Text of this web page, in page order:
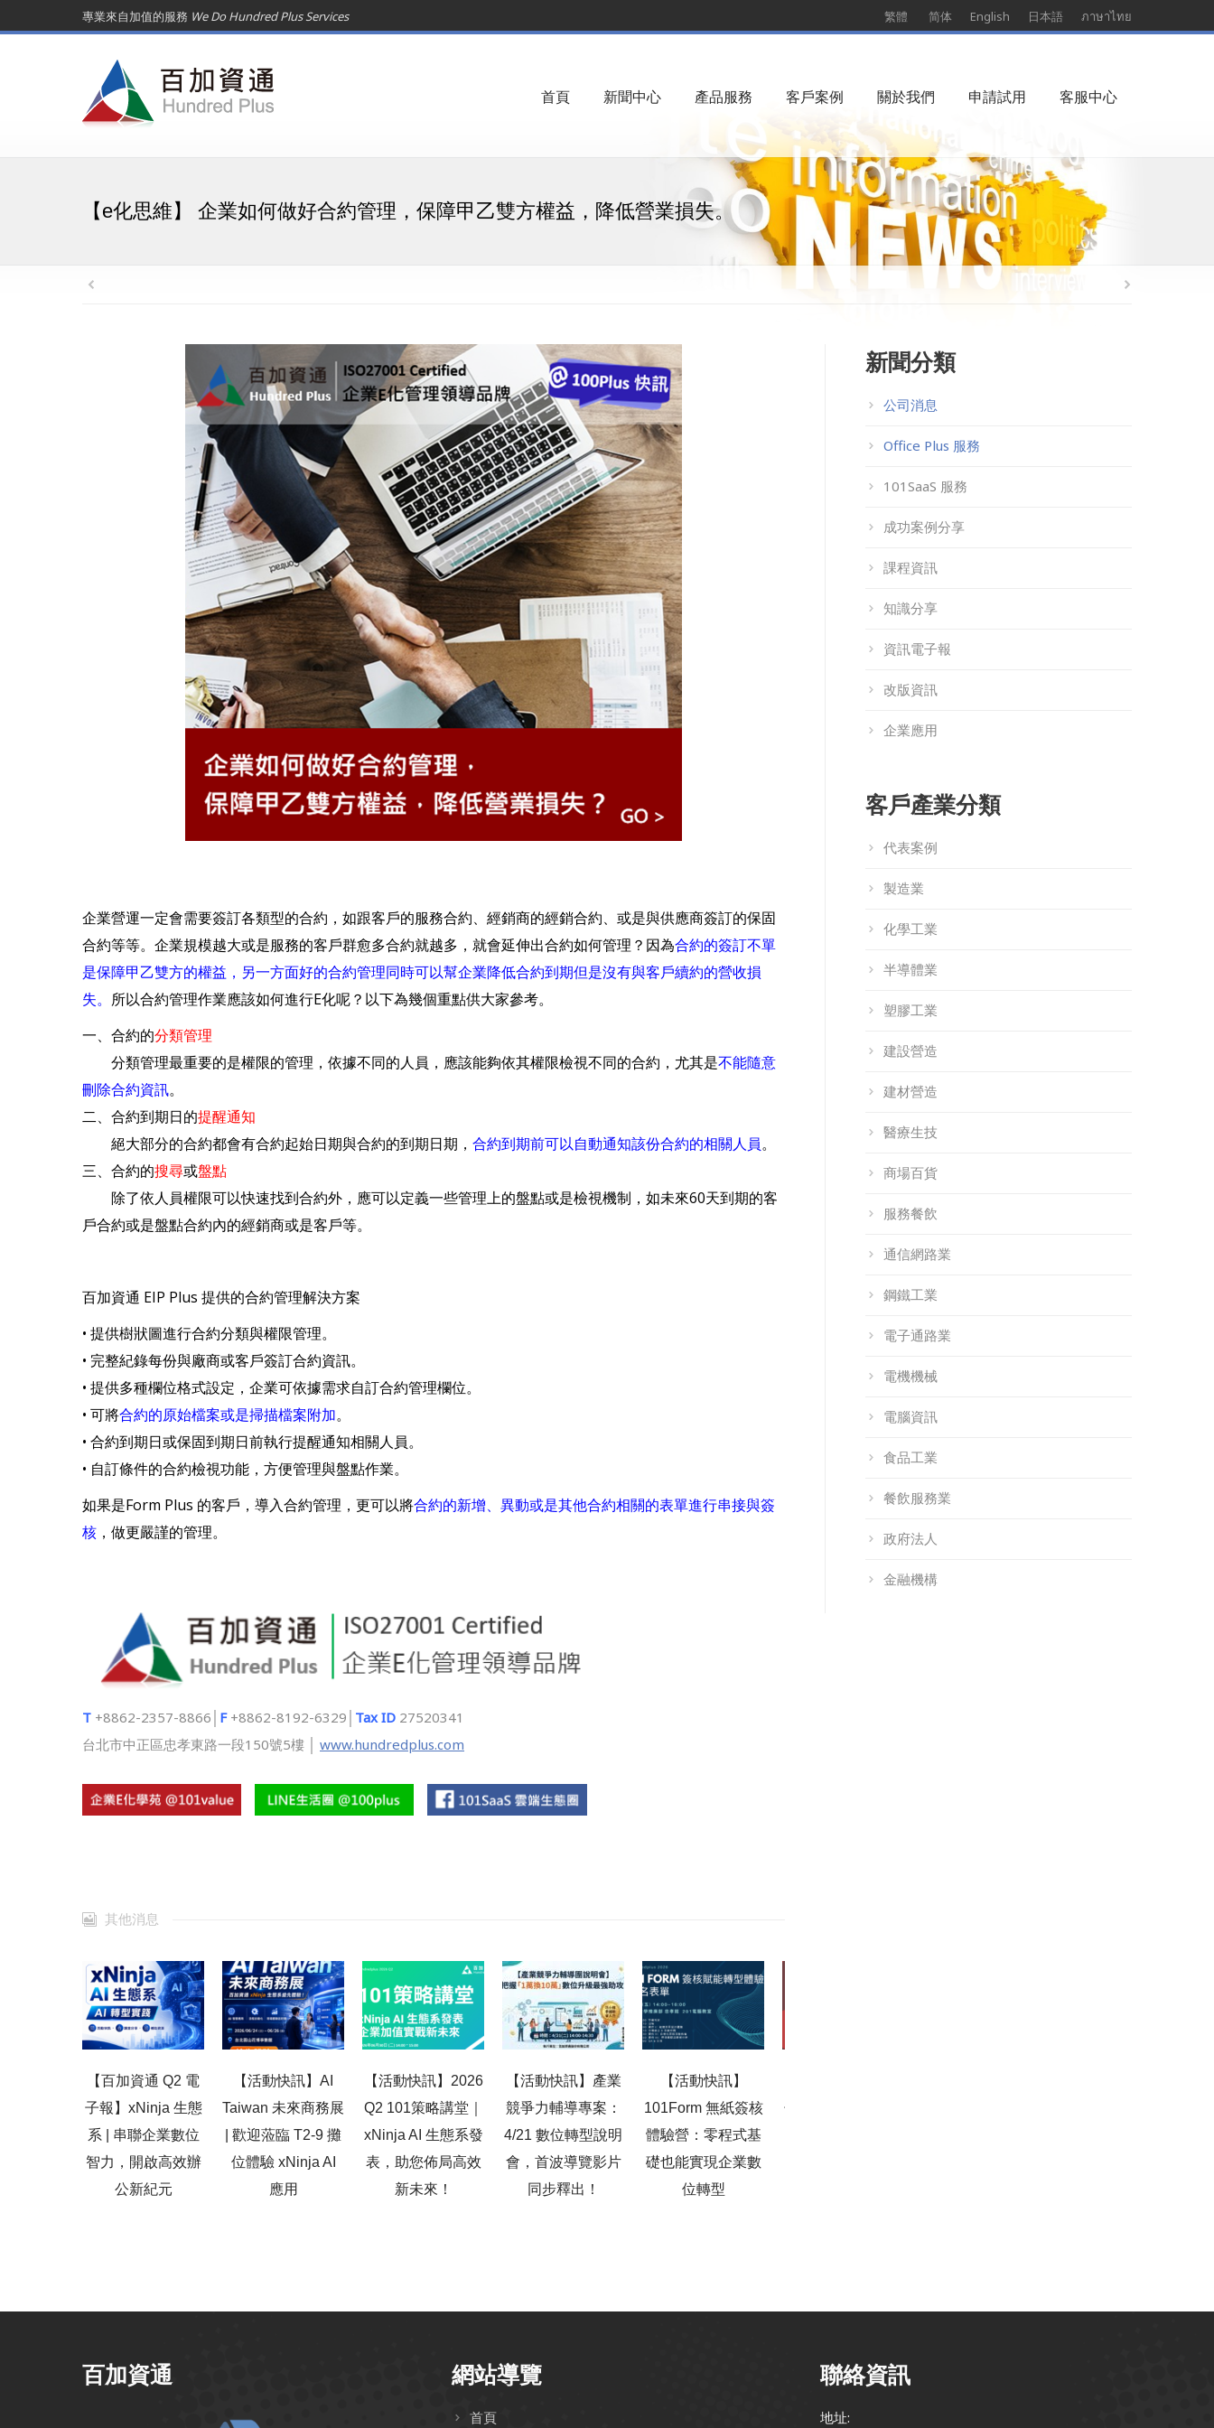
專業來自加值的服務 We Do Hundred Plus Services 繁體 简体 English 日本語 ภาษาไทย
首頁 新聞中心 產品服務 客戶案例 關於我們 申請試用 客服中心
【e化思維】 企業如何做好合約管理，保障甲乙雙方權益，降低營業損失。
企業營運一定會需要簽訂各類型的合約，如跟客戶的服務合約、經銷商的經銷合約、或是與供應商簽訂的保固
合約等等。企業規模越大或是服務的客戶群愈多合約就越多，就會延伸出合約如何管理？因為合約的簽訂不單
是保障甲乙雙方的權益，另一方面好的合約管理同時可以幫企業降低合約到期但是沒有與客戶續約的營收損
失。 所以合約管理作業應該如何進行E化呢？以下為幾個重點供大家參考。
一、合約的分類管理
分類管理最重要的是權限的管理，依據不同的人員，應該能夠依其權限檢視不同的合約，尤其是不能隨意
刪除合約資訊。
二、合約到期日的提醒通知
絕大部分的合約都會有合約起始日期與合約的到期日期， 合約到期前可以自動通知該份合約的相關人員。
三、合約的搜尋或盤點
除了依人員權限可以快速找到合約外，應可以定義一些管理上的盤點或是檢視機制，如未來60天到期的客
戶合約或是盤點合約內的經銷商或是客戶等。
百加資通 EIP Plus 提供的合約管理解決方案
• 提供樹狀圖進行合約分類與權限管理。
• 完整紀錄每份與廠商或客戶簽訂合約資訊。
• 提供多種欄位格式設定，企業可依據需求自訂合約管理欄位。
• 可將合約的原始檔案或是掃描檔案附加。
• 合約到期日或保固到期日前執行提醒通知相關人員。
• 自訂條件的合約檢視功能，方便管理與盤點作業。
如果是Form Plus 的客戶，導入合約管理，更可以將合約的新增、異動或是其他合約相關的表單進行串接與簽
核 ，做更嚴謹的管理。
T +8862-2357-8866│ F +8862-8192-6329│ Tax ID 27520341
台北市中正區忠孝東路一段150號5樓 │ www.hundredplus.com
其他消息
【百加資通 Q2 電
子報】xNinja 生態
系 | 串聯企業數位
智力，開啟高效辦
公新紀元
【活動快訊】AI
Taiwan 未來商務展
| 歡迎蒞臨 T2-9 攤
位體驗 xNinja AI
應用
【活動快訊】2026
Q2 101策略講堂｜
xNinja AI 生態系發
表，助您佈局高效
新未來！
【活動快訊】產業
競爭力輔導專案：
4/21 數位轉型說明
會，首波導覽影片
同步釋出！
【活動快訊】
101Form 無紙簽核
體驗營：零程式基
礎也能實現企業數
位轉型
子報】2026馬到成
新聞分類
公司消息
Office Plus 服務
101SaaS 服務
成功案例分享
課程資訊
知識分享
資訊電子報
改版資訊
企業應用
客戶產業分類
代表案例
製造業
化學工業
半導體業
塑膠工業
建設營造
建材營造
醫療生技
商場百貨
服務餐飲
通信網路業
鋼鐵工業
電子通路業
電機機械
電腦資訊
食品工業
餐飲服務業
政府法人
金融機構
百加資通 網站導覽
首頁
聯絡資訊
地址: